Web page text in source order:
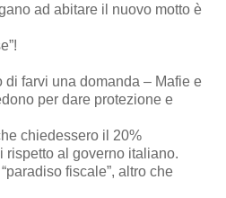
ad abitare il nuovo motto è
di farvi una domanda – Mafie e
per dare protezione e
chiedessero il 20%
rispetto al governo italiano.
fiscale”, altro che